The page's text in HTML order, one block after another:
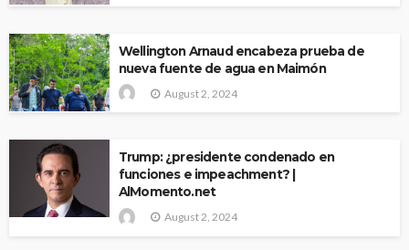
Wellington Arnaud encabeza prueba de
nueva fuente de agua en Maimón
August 2, 2024
Trump: ¿presidente condenado en
funciones e impeachment? |
AlMomento.net
August 2, 2024